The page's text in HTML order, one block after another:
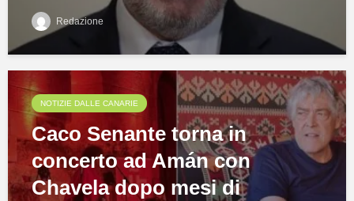
Redazione
NOTIZIE DALLE CANARIE
Caco Senante torna in
concerto ad Amán con
Chavela dopo mesi di